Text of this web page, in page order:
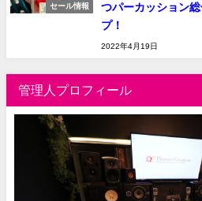
セール情報
つパーカッション
プ！
2022年4月19日
管理人プロフィール